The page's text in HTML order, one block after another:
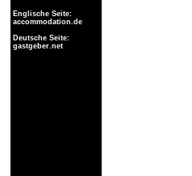
Englische Seite:
accommodation.de
Deutsche Seite:
gastgeber.net